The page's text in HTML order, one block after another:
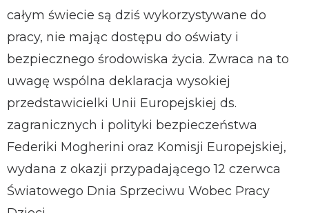
całym świecie są dziś wykorzystywane do
pracy, nie mając dostępu do oświaty i
bezpiecznego środowiska życia. Zwraca na to
uwagę wspólna deklaracja wysokiej
przedstawicielki Unii Europejskiej ds.
zagranicznych i polityki bezpieczeństwa
Federiki Mogherini oraz Komisji Europejskiej,
wydana z okazji przypadającego 12 czerwca
Światowego Dnia Sprzeciwu Wobec Pracy